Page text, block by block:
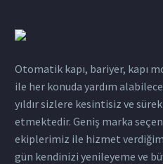
Otomatik kapı, bariyer, kapı
ile her konuda yardım
yıldır sizlere kesintisiz ve
etmektedir. Geniş marka
ekiplerimiz ile hizmet
gün kendinizi yenileyeme ve